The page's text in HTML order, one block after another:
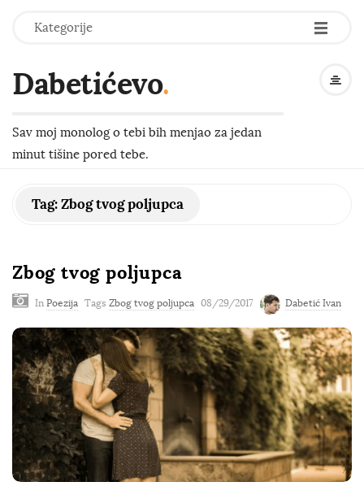
Kategorije -
-
-
Dabetićevo.
Sav moj monolog o tebi bih menjao za jedan
minut tišine pored tebe.
Tag:Zbog tvog poljupca
Zbog tvog poljupca
In Poezija Tags Zbog tvog poljupca 08/29/2017 Dabetić Ivan